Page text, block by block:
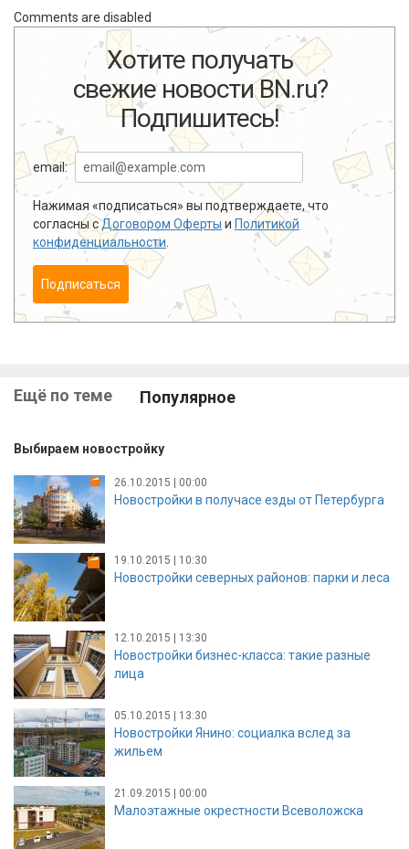
Comments are disabled
Хотите получать
свежие новости BN.ru?
Подпишитесь!
email:
Нажимая «подписаться» вы подтверждаете, что
согласны сДоговором Оферты и Политикой
конфиденциальности
Подписаться
Ещё по теме Популярное
Выбираем новостройку
26.10.2015 | 00:00
Новостройки в получасе езды от Петербурга
19.10.2015 | 10:30
Новостройки северных районов: парки и леса
12.10.2015 | 13:30
Новостройки бизнес-класса: такие разные
лица
05.10.2015 | 13:30
Новостройки Янино: социалка вслед за
жильем
21.09.2015 | 00:00
Малоэтажные окрестности Всеволожска